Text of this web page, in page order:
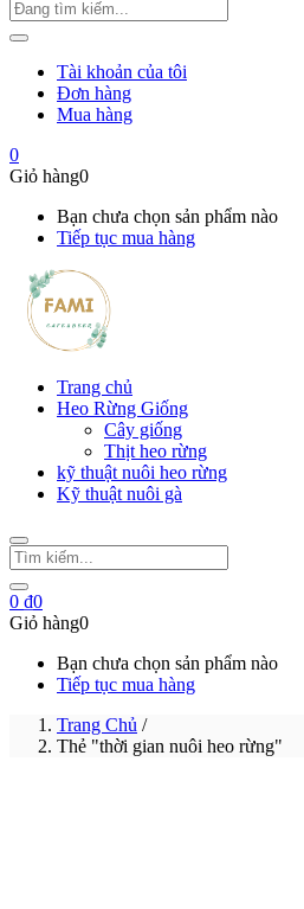
Tài khoản của tôi
Đơn hàng
Mua hàng
0
Giỏ hàng0
Bạn chưa chọn sản phẩm nào
Tiếp tục mua hàng
Trang chủ
Heo Rừng Giống
Cây giống
Thịt heo rừng
kỹ thuật nuôi heo rừng
Kỹ thuật nuôi gà
0 ₫0
Giỏ hàng0
Bạn chưa chọn sản phẩm nào
Tiếp tục mua hàng
Trang Chủ /
Thẻ "thời gian nuôi heo rừng"